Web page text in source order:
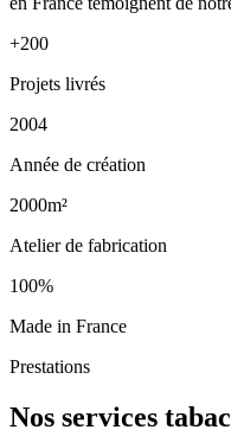
+200
Projets livrés
2004
Année de création
2000m²
Atelier de fabrication
100%
Made in France
Prestations
Nos services